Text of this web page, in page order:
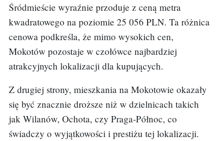
Śródmieście wyraźnie przoduje z ceną metra
kwadratowego na poziomie 25 056 PLN. Ta różnica
cenowa podkreśla, że mimo wysokich cen,
Mokotów pozostaje w czołówce najbardziej
atrakcyjnych lokalizacji dla kupujących.
Z drugiej strony, mieszkania na Mokotowie okazały
się być znacznie droższe niż w dzielnicach takich
jak Wilanów, Ochota, czy Praga-Północ, co
świadczy o wyjątkowości i prestiżu tej lokalizacji.